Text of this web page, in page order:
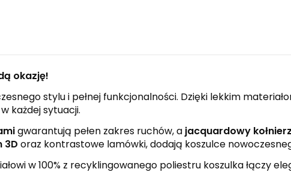
okazję!
stylu i pełnej funkcjonalności. Dzięki lekkim
każdej sytuacji.
gwarantują pełen zakres ruchów, a jacquardowy
3D oraz kontrastowe lamówki, dodają koszulce
w 100% z recyklingowanego poliestru koszulka łączy